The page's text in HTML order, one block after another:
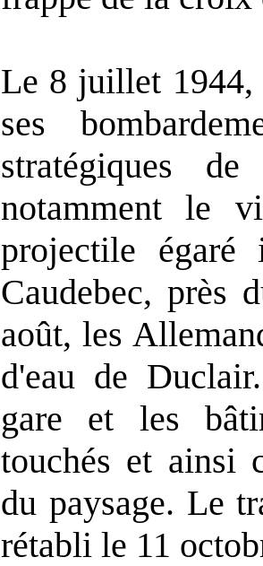
Le 8 juillet
ses
stratégiques
notamment le
projectile
Caudebec, près
août, les
d'eau de
gare et les
touchés et ainsi
du paysage. Le
rétabli le 11